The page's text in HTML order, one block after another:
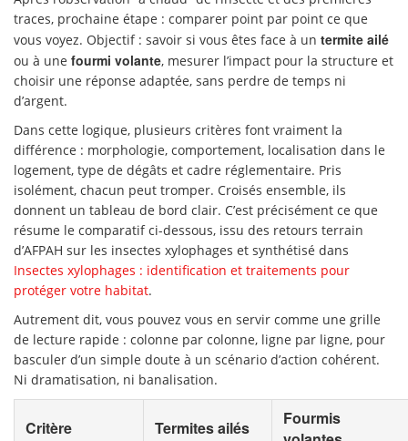
traces, prochaine étape : comparer point par point ce que
vous voyez. Objectif : savoir si vous êtes face à un termite ailé
ou à une fourmi volante, mesurer l’impact pour la structure et
choisir une réponse adaptée, sans perdre de temps ni
d’argent.
Dans cette logique, plusieurs critères font vraiment la
différence : morphologie, comportement, localisation dans le
logement, type de dégâts et cadre réglementaire. Pris
isolément, chacun peut tromper. Croisés ensemble, ils
donnent un tableau de bord clair. C’est précisément ce que
résume le comparatif ci-dessous, issu des retours terrain
d’AFPAH sur les insectes xylophages et synthétisé dans
Insectes xylophages : identification et traitements pour
protéger votre habitat.
Autrement dit, vous pouvez vous en servir comme une grille
de lecture rapide : colonne par colonne, ligne par ligne, pour
basculer d’un simple doute à un scénario d’action cohérent.
Ni dramatisation, ni banalisation.
Critère Termites ailés
Fourmis